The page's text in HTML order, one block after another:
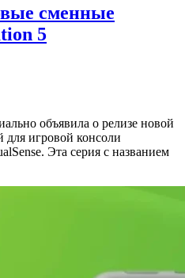
сменные
5
объявила о релизе новой
для игровой консоли
Эта серия с названием